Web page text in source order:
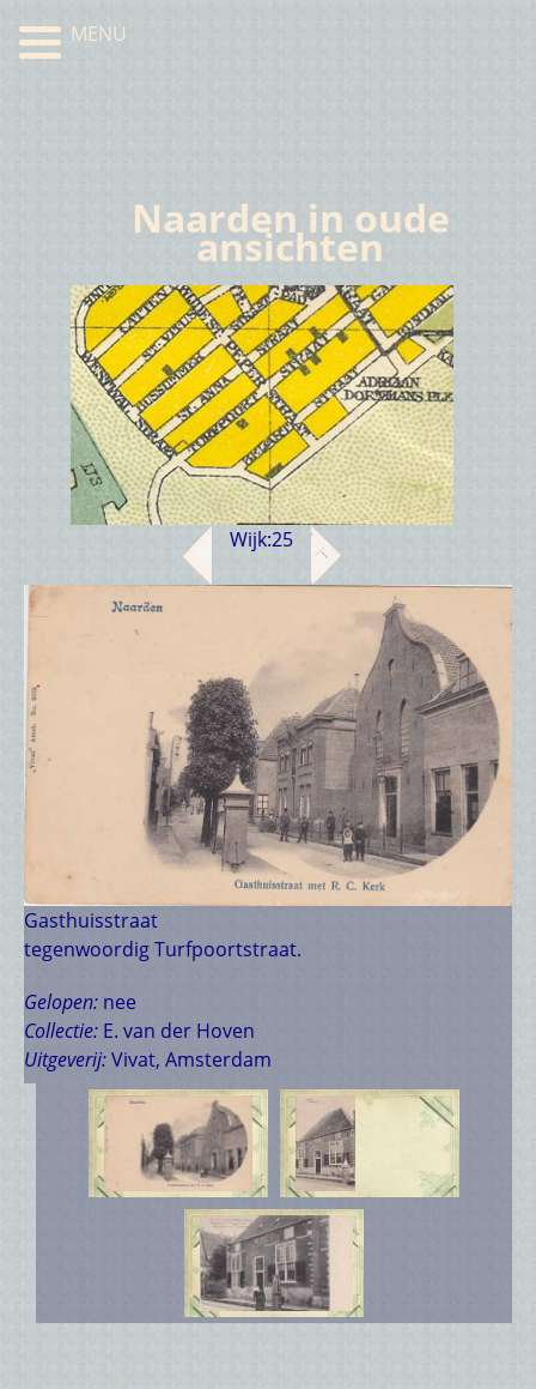
MENU
Naarden in oude
ansichten
Wijk:25
Gasthuisstraat
tegenwoordig Turfpoortstraat.
Gelopen: nee
Collectie: E. van der Hoven
Uitgeverij:Vivat, Amsterdam